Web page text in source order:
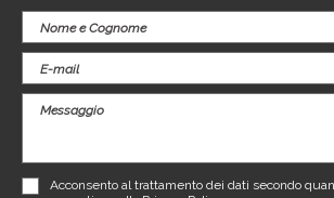
Acconsento al trattamento dei dati secondo